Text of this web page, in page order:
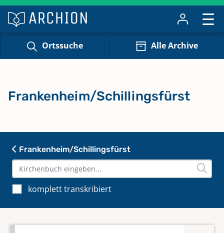
Ortssuche Alle Archive
Frankenheim/Schillingsfürst
komplett transkribiert
Frankenheim/Schillingsfürst